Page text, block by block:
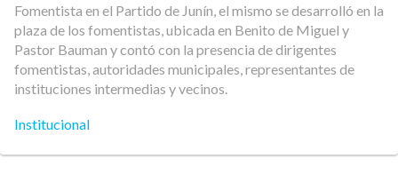
Fomentista en el Partido de Junín, el mismo se desarrolló en la
plaza de los fomentistas, ubicada en Benito de Miguel y
Pastor Bauman y contó con la presencia de dirigentes
fomentistas, autoridades municipales, representantes de
instituciones intermedias y vecinos.
Institucional